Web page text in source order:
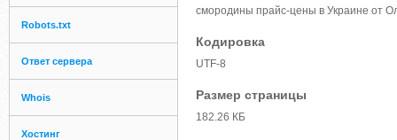
Robots.txt
Ответ сервера
Whois
Хостинг
смородины прайс-цены в Украине от
Кодировка
UTF-8
Размер страницы
182.26 КБ